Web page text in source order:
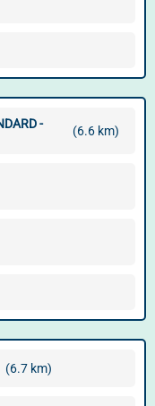
-
(6.6 km)
(6.7 km)